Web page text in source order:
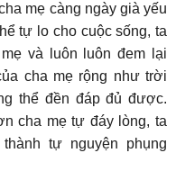
mẹ càng ngày già yếu
tự lo cho cuộc sống, ta
và luôn luôn đem lại
cha mẹ rộng như trời
thể đền đáp đủ được.
cha mẹ tự đáy lòng, ta
tự nguyện phụng